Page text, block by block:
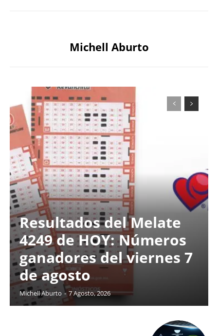
Michell Aburto
Resultados del Melate
4249 de HOY: Números
ganadores del viernes 7
de agosto
Michell Aburto - 7 Agosto, 2026